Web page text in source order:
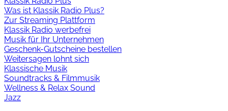
Was ist Klassik Radio Plus?
Zur Streaming Plattform
Klassik Radio werbefrei
Musik für Ihr Unternehmen
Geschenk-Gutscheine bestellen
Weitersagen lohnt sich
Klassische Musik
Soundtracks & Filmmusik
Wellness & Relax Sound
Jazz